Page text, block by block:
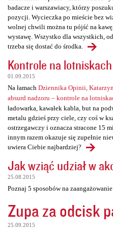
badacze i warszawiacy, którzy
pozycji. Wycieczka po mieście bez
wolnej chwili można tu pójść na
wystawę. Wszystko dla wszystkich,
trzeba się dostać do środka.
Kontrole na
01.09.2015
Na łamach Dziennika Opinii,
absurd nadzoru – kontrole na
ładowarka, kawałek kabla, but na
metalu gdzieś przy ciele, czy coś w
ostrzegawczy i oznacza stracone 15
innym razem okazuje się zupełnie
uwiera Ciebie najbardziej?
Jak wziąć udział w
25.08.2015
Poznaj 5 sposobów na
Zupa za odcisk
25.09.2015